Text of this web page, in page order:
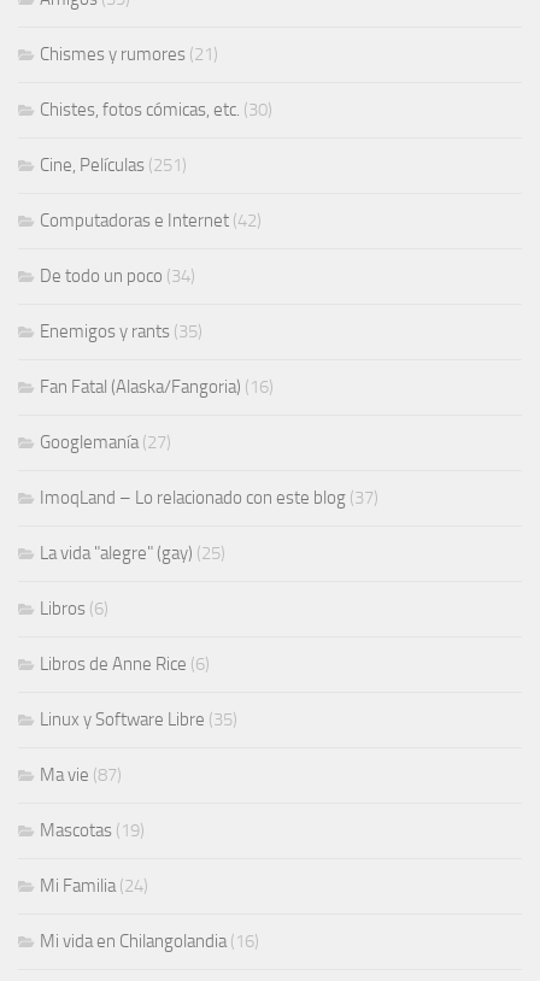
Chismes y rumores (21)
Chistes, fotos cómicas, etc. (30)
Cine, Películas (251)
Computadoras e Internet (42)
De todo un poco (34)
Enemigos y rants (35)
Fan Fatal (Alaska/Fangoria) (16)
Googlemanía (27)
ImoqLand – Lo relacionado con este blog (37)
La vida "alegre" (gay) (25)
Libros (6)
Libros de Anne Rice (6)
Linux y Software Libre (35)
Ma vie (87)
Mascotas (19)
Mi Familia (24)
Mi vida en Chilangolandia (16)